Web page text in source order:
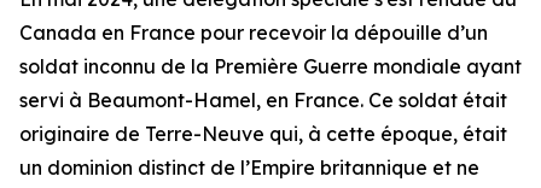
Canada en France pour recevoir la dépouille d’un
soldat inconnu de la Première Guerre mondiale ayant
servi à Beaumont-Hamel, en France. Ce soldat était
originaire de Terre-Neuve qui, à cette époque, était
un dominion distinct de l’Empire britannique et ne